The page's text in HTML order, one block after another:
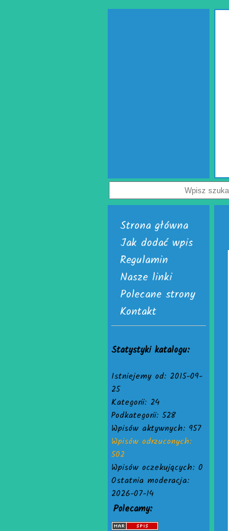
Strona główna
Jak dodać wpis
Regulamin
Nasze linki
Polecane strony
Kontakt
Statystyki katalogu:
Istniejemy od: 2015-09-
25
Kategorii: 24
Podkategorii: 528
Wpisów aktywnych: 957
Wpisów odrzuconych:
502
Wpisów oczekujących: 0
Ostatnia moderacja:
2026-07-14
Polecamy: